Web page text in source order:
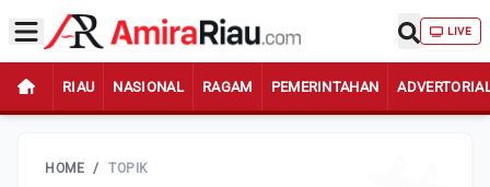
LIVE
RIAU NASIONAL RAGAM PEMERINTAHAN
HOME / TOPIK